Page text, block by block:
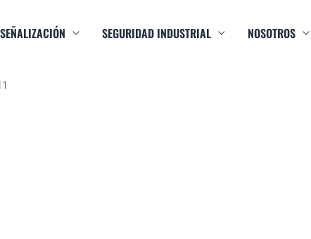
SEÑALIZACIÓN SEGURIDAD INDUSTRIAL NOSOTROS